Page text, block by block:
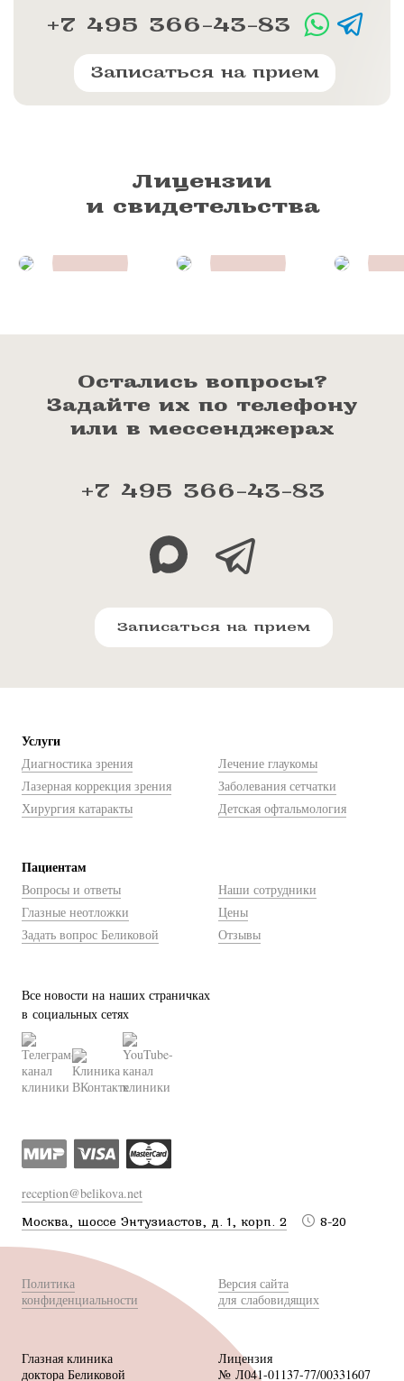
+7 495 366-43-83
Записаться на прием
Лицензии
и свидетельства
Остались вопросы?
Задайте их по телефону
или в мессенджерах
+7 495 366-43-83
Записаться на прием
Услуги
Диагностика зрения
Лазерная коррекция зрения
Хирургия катаракты
Лечение глаукомы
Заболевания сетчатки
Детская офтальмология
Пациентам
Вопросы и ответы
Глазные неотложки
Задать вопрос Беликовой
Наши сотрудники
Цены
Отзывы
Все новости на наших страничках
в социальных сетях
reception@belikova.net
Москва, шоссе Энтузиастов, д. 1, корп. 2 8-20
Политика
конфиденциальности
Версия сайта
для слабовидящих
Глазная клиника
доктора Беликовой
Лицензия
№ Л041-01137-77/00331607